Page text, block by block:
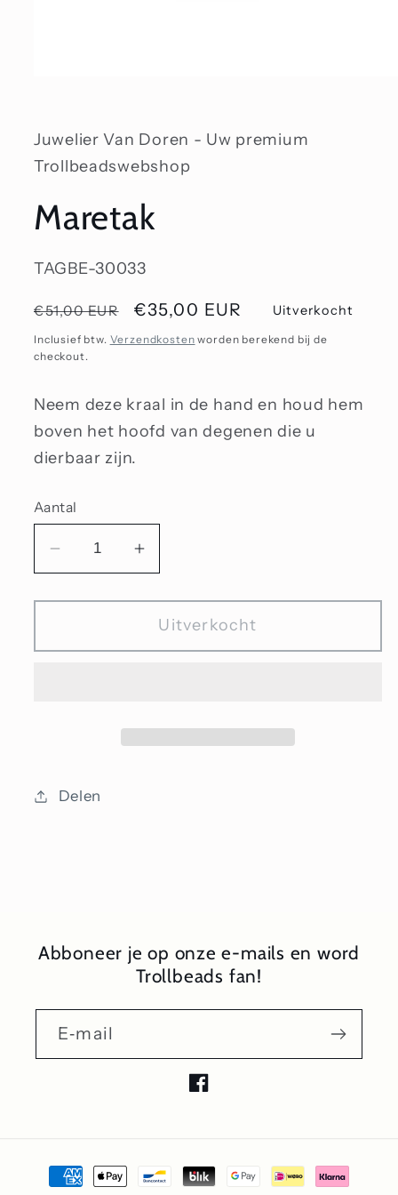
modaal
Juwelier Van Doren - Uw premium
Trollbeadswebshop
Maretak
SKU:
TAGBE-30033
Normale
prijs
€51,00 EUR Aanbiedingsprijs
€35,00 EUR Uitverkocht
Inclusief btw. Verzendkosten worden berekend bij de
checkout.
Neem deze kraal in de hand en houd hem
boven het hoofd van degenen die u
dierbaar zijn.
Aantal
Aantal
voor
Aantal
voor
Maretak
Uitverkocht
Delen
Abboneer je op onze e-mails en word
Trollbeads fan!
E‑mail
Facebook
Betaalmethoden